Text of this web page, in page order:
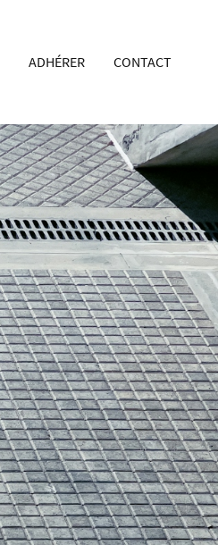
ADHÉRER CONTACT